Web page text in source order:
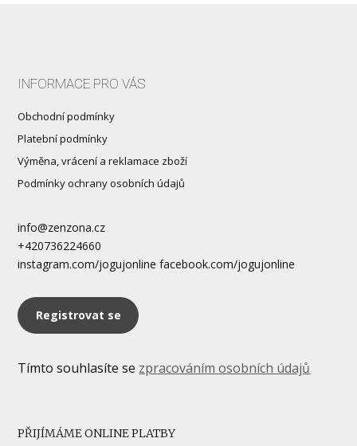
INFORMACE PRO VÁS
Obchodní podmínky
Platební podmínky
Výměna, vrácení a reklamace zboží
Podmínky ochrany osobních údajů
info@zenzona.cz
+420736224660
instagram.com/jogujonline facebook.com/jogujonline
Registrovat se
Tímto souhlasíte se zpracováním osobních údajů
PŘIJÍMÁME ONLINE PLATBY